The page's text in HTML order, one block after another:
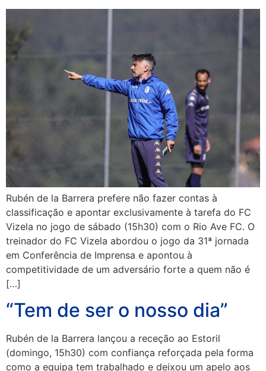
Rubén de la Barrera prefere não fazer contas à
classificação e apontar exclusivamente à tarefa do FC
Vizela no jogo de sábado (15h30) com o Rio Ave FC. O
treinador do FC Vizela abordou o jogo da 31ª jornada
em Conferência de Imprensa e apontou à
competitividade de um adversário forte a quem não é
[…]
“Tem de ser o nosso dia”
Rubén de la Barrera lançou a receção ao Estoril
(domingo, 15h30) com confiança reforçada pela forma
como a equipa tem trabalhado e deixou um apelo aos